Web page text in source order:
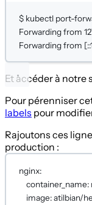
$ kubectl port-
Forwardingfrom
Forwardingfrom
Et accéder à notre
Pour pérenniser
labels pour
Rajoutons ces
production :
nginx:
container_name:
image: atilbian/